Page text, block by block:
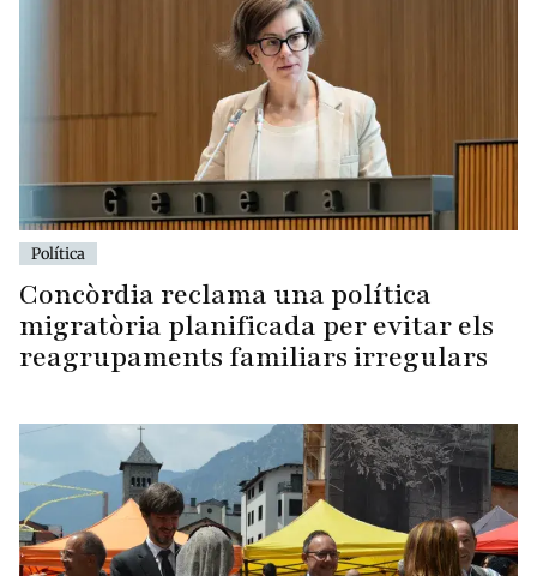
Política
Concòrdia reclama una política
migratòria planificada per evitar els
reagrupaments familiars irregulars